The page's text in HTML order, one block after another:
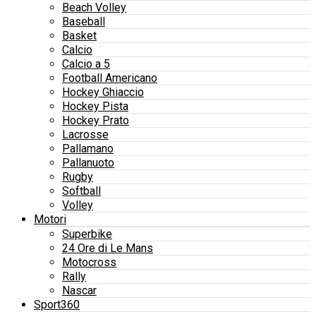
Beach Volley
Baseball
Basket
Calcio
Calcio a 5
Football Americano
Hockey Ghiaccio
Hockey Pista
Hockey Prato
Lacrosse
Pallamano
Pallanuoto
Rugby
Softball
Volley
Motori
Superbike
24 Ore di Le Mans
Motocross
Rally
Nascar
Sport360